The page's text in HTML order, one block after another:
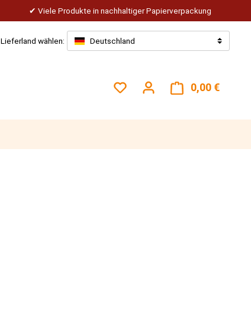
Viele Produkte in nachhaltiger Papierverpackung
Lieferland wählen: Deutschland
Du hast 0 Produkte auf
0,00 €